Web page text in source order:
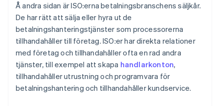
Å andra sidan är ISO:erna betalningsbranschens säljkår.
De har rätt att sälja eller hyra ut de
betalningshanteringstjänster som processorerna
tillhandahåller till företag. ISO:er har direkta relationer
med företag och tillhandahåller ofta en rad andra
tjänster, till exempel att skapa handlarkonton,
tillhandahåller utrustning och programvara för
betalningshantering och tillhandahåller kundservice.